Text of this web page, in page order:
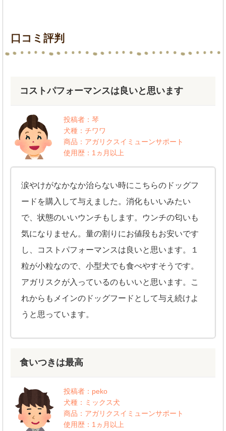
口コミ評判
コストパフォーマンスは良いと思います
投稿者：琴
犬種：チワワ
商品：アガリクスイミューンサポート
使用歴：1ヵ月以上
涙やけがなかなか治らない時にこちらのドッグフ
ードを購入して与えました。消化もいいみたい
で、状態のいいウンチもします。ウンチの匂いも
気になりません。量の割りにお値段もお安いです
し、コストパフォーマンスは良いと思います。１
粒が小粒なので、小型犬でも食べやすそうです。
アガリスクが入っているのもいいと思います。こ
れからもメインのドッグフードとして与え続けよ
うと思っています。
食いつきは最高
投稿者：peko
犬種：ミックス犬
商品：アガリクスイミューンサポート
使用歴：1ヵ月以上